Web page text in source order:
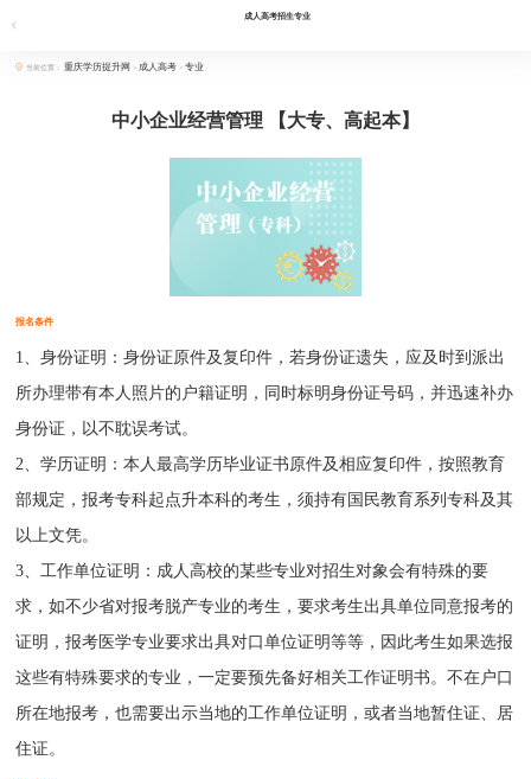
成人高考招生专业
当前位置： 重庆学历提升网 > 成人高考> 专业
中小企业经营管理 【大专、高起本】
报名条件
1、身份证明：身份证原件及复印件，若身份证遗失，应及时到派出
所办理带有本人照片的户籍证明，同时标明身份证号码，并迅速补办
身份证，以不耽误考试。
2、学历证明：本人最高学历毕业证书原件及相应复印件，按照教育
部规定，报考专科起点升本科的考生，须持有国民教育系列专科及其
以上文凭。
3、工作单位证明：成人高校的某些专业对招生对象会有特殊的要
求，如不少省对报考脱产专业的考生，要求考生出具单位同意报考的
证明，报考医学专业要求出具对口单位证明等等，因此考生如果选报
这些有特殊要求的专业，一定要预先备好相关工作证明书。不在户口
所在地报考，也需要出示当地的工作单位证明，或者当地暂住证、居
住证。